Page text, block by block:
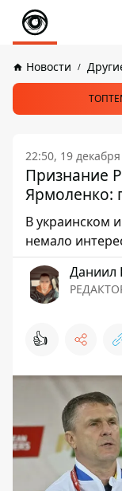
Новости
22:50, 19
Признание
Ярмоленко:
В украинском
немало
Даниил
👍